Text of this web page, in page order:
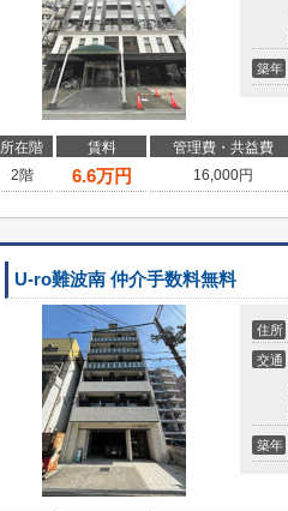
築年
所在階 賃料 管理費・共益費
2階
6.6万円 16,000円
U-ro難波南 仲介手数料無料
住所
交通
築年